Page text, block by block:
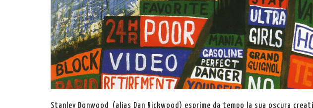
Stanley Donwood (alias Dan Rickwood) esprime da tempo la sua oscura